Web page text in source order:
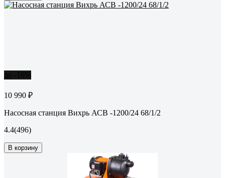
10 990 ₽
Насосная станция Вихрь АСВ -1200/24 68/1/2
4.4(496)
В корзину